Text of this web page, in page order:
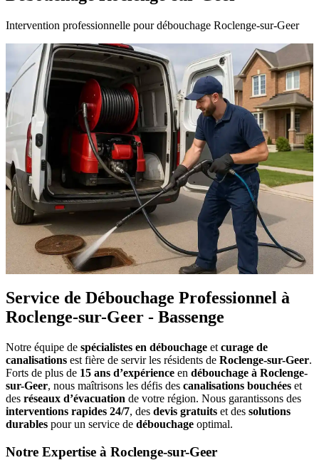
Intervention professionnelle pour débouchage Roclenge-sur-Geer
Service de Débouchage Professionnel à
Roclenge-sur-Geer - Bassenge
Notre équipe de spécialistes en débouchage et curage de
canalisations est fière de servir les résidents de Roclenge-sur-Geer.
Forts de plus de 15 ans d’expérience en débouchage à Roclenge-
sur-Geer, nous maîtrisons les défis des canalisations bouchées et
des réseaux d’évacuation de votre région. Nous garantissons des
interventions rapides 24/7, des devis gratuits et des solutions
durables pour un service de débouchage optimal.
Notre Expertise à Roclenge-sur-Geer